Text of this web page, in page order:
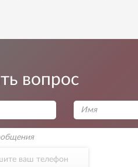
вопрос
ваш телефон